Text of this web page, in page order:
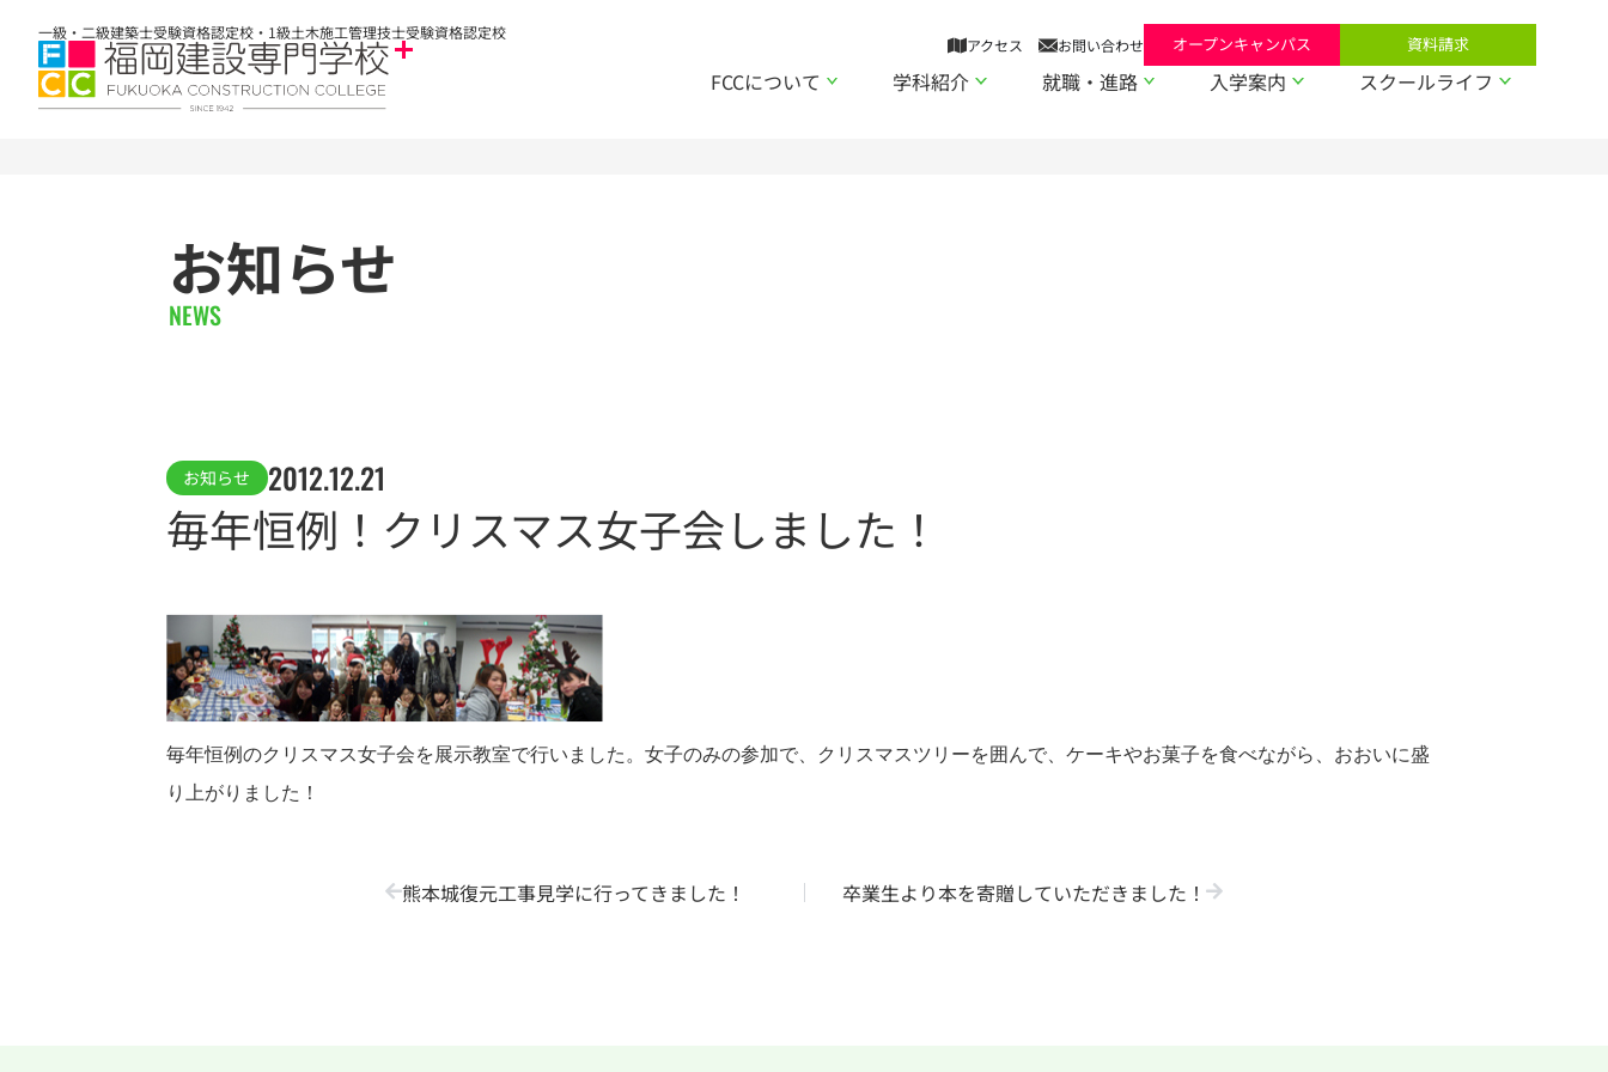
一級・二級建築士受験資格認定校・1級土木施工管理技士受験資格認定校
アクセス お問い合わせ オープンキャンパス 資料請求
FCCについて 学科紹介 就職・進路 入学案内 スクールライフ
お知らせ
NEWS
お知らせ 2012.12.21
毎年恒例！クリスマス女子会しました！
毎年恒例のクリスマス女子会を展示教室で行いました。女子のみの参加で、クリスマスツリーを囲んで、ケーキやお菓子を食べながら、おおいに盛
り上がりました！
熊本城復元工事見学に行ってきました！ 卒業生より本を寄贈していただきました！